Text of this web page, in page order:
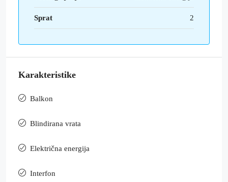
Sprat 2
Karakteristike
Balkon
Blindirana vrata
Električna energija
Interfon